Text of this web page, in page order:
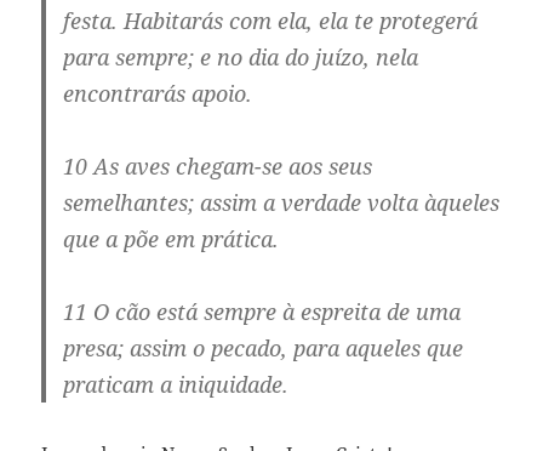
festa. Habitarás com ela, ela te protegerá
para sempre; e no dia do juízo, nela
encontrarás apoio.
10 As aves chegam-se aos seus
semelhantes; assim a verdade volta àqueles
que a põe em prática.
11 O cão está sempre à espreita de uma
presa; assim o pecado, para aqueles que
praticam a iniquidade.